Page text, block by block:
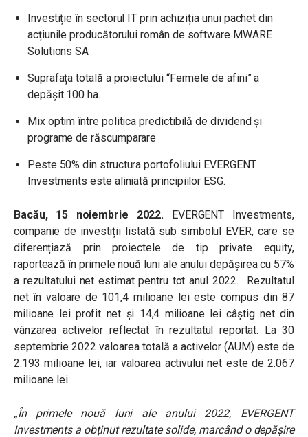
Investiție în sectorul IT prin achiziția unui pachet din
acțiunile producătorului român de software MWARE
Solutions SA
Suprafața totală a proiectului “Fermele de afini” a
depășit 100 ha.
Mix optim între politica predictibilă de dividend și
programe de răscumparare
Peste 50% din structura portofoliului EVERGENT
Investments este aliniată principiilor ESG.
Bacău, 15 noiembrie 2022. EVERGENT Investments,
companie de investiții listată sub simbolul EVER, care se
diferențiază prin proiectele de tip private equity,
raportează în primele nouă luni ale anului depășirea cu 57%
a rezultatului net estimat pentru tot anul 2022. Rezultatul
net în valoare de 101,4 milioane lei este compus din 87
milioane lei profit net și 14,4 milioane lei câștig net din
vânzarea activelor reflectat în rezultatul reportat. La 30
septembrie 2022 valoarea totală a activelor (AUM) este de
2.193 milioane lei, iar valoarea activului net este de 2.067
milioane lei.
„În primele nouă luni ale anului 2022, EVERGENT
Investments a obținut rezultate solide, marcând o depășire